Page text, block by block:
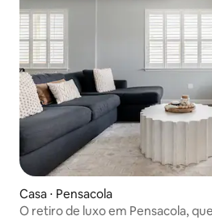
Casa ⋅ Pensacola
O retiro de luxo em Pensacola,